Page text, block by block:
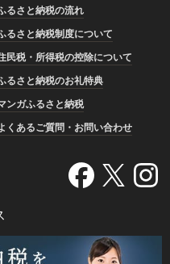
るさと納税の流れ
るさと納税制度について
民税・所得税の控除について
るさと納税のお礼特典
ンガふるさと納税
くあるご質問・お問い合わせ